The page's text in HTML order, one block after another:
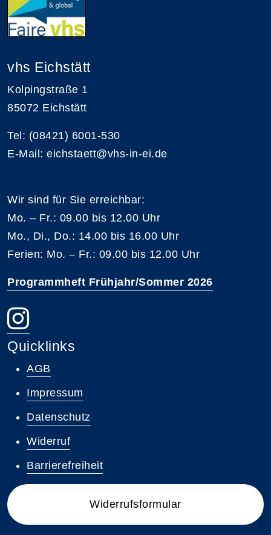
vhs Eichstätt
Kolpingstraße 1
85072 Eichstätt
Tel: (08421) 6001-530
E-Mail: eichstaett@vhs-in-ei.de
Wir sind für Sie erreichbar:
Mo. – Fr.: 09.00 bis 12.00 Uhr
Mo., Di., Do.: 14.00 bis 16.00 Uhr
Ferien: Mo. – Fr.: 09.00 bis 12.00 Uhr
Programmheft Frühjahr/Sommer 2026
Quicklinks
AGB
Impressum
Datenschutz
Widerruf
Barrierefreiheit
Widerrufsformular